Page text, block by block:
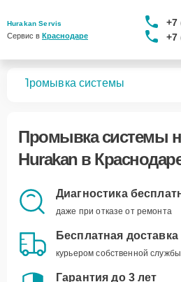
Hurakan Servis
Сервис в Краснодаре
+7
+7
Промывка системы
Промывка системы
Hurakan в
Диагностика
даже при отказе от ремонта
Бесплатная доставка
курьером собственной службы
Гарантия до 3 лет